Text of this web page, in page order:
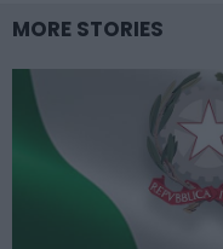
MORE STORIES